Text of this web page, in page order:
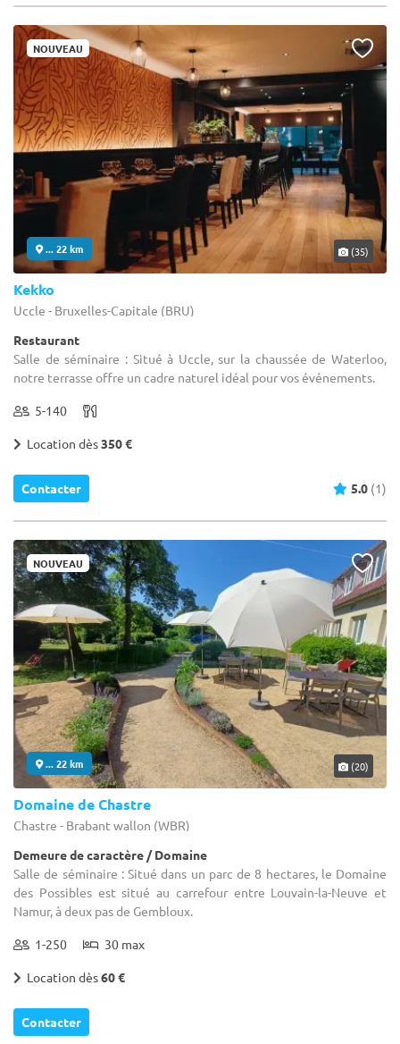
NOUVEAU
... 22 km (35)
Kekko
Uccle - Bruxelles-Capitale (BRU)
Restaurant
Salle de séminaire : Situé à Uccle, sur la chaussée de Waterloo,
notre terrasse offre un cadre naturel idéal pour vos événements.
5-140
Location dès350 €
Contacter 5.0 (1)
NOUVEAU
... 22 km (20)
Domaine de Chastre
Chastre - Brabant wallon (WBR)
Demeure de caractère / Domaine
Salle de séminaire : Situé dans un parc de 8 hectares, le Domaine
des Possibles est situé au carrefour entre Louvain-la-Neuve et
Namur, à deux pas de Gembloux.
1-250 30 max
Location dès60 €
Contacter